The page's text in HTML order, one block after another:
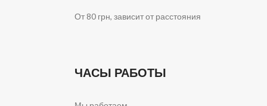
От 80 грн, зависит от расстояния
ЧАСЫ РАБОТЫ